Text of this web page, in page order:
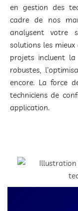
en gestion des
cadre de nos
analysent votre
solutions les
projets incluent
robustes,
encore. La force
techniciens de
application.